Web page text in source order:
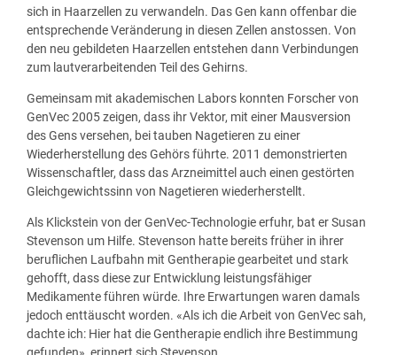
sich in Haarzellen zu verwandeln. Das Gen kann offenbar die
entsprechende Veränderung in diesen Zellen anstossen. Von
den neu gebildeten Haarzellen entstehen dann Verbindungen
zum lautverarbeitenden Teil des Gehirns.
Gemeinsam mit akademischen Labors konnten Forscher von
GenVec 2005 zeigen, dass ihr Vektor, mit einer Mausversion
des Gens versehen, bei tauben Nagetieren zu einer
Wiederherstellung des Gehörs führte. 2011 demonstrierten
Wissenschaftler, dass das Arzneimittel auch einen gestörten
Gleichgewichtssinn von Nagetieren wiederherstellt.
Als Klickstein von der GenVec-Technologie erfuhr, bat er Susan
Stevenson um Hilfe. Stevenson hatte bereits früher in ihrer
beruflichen Laufbahn mit Gentherapie gearbeitet und stark
gehofft, dass diese zur Entwicklung leistungsfähiger
Medikamente führen würde. Ihre Erwartungen waren damals
jedoch enttäuscht worden. «Als ich die Arbeit von GenVec sah,
dachte ich: Hier hat die Gentherapie endlich ihre Bestimmung